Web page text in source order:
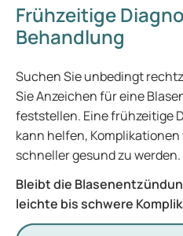
Frühzeitige
Behandlung
Suchen Sie unbedingt
Sie Anzeichen für eine
feststellen. Eine frühzeitige
kann helfen,
schneller gesund zu werden.
Bleibt die
leichte bis schwere